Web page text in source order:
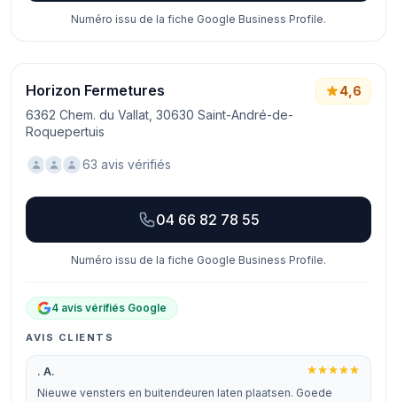
Numéro issu de la fiche Google Business Profile.
Horizon Fermetures
6362 Chem. du Vallat, 30630 Saint-André-de-
Roquepertuis
4,6
63 avis vérifiés
04 66 82 78 55
Numéro issu de la fiche Google Business Profile.
4 avis vérifiés Google
AVIS CLIENTS
. A.
Nieuwe vensters en buitendeuren laten plaatsen. Goede